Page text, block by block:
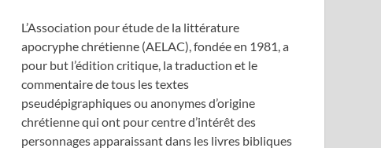
L’Association pour étude de la littérature
apocryphe chrétienne (AELAC), fondée en 1981, a
pour but l’édition critique, la traduction et le
commentaire de tous les textes
pseudépigraphiques ou anonymes d’origine
chrétienne qui ont pour centre d’intérêt des
personnages apparaissant dans les livres bibliques